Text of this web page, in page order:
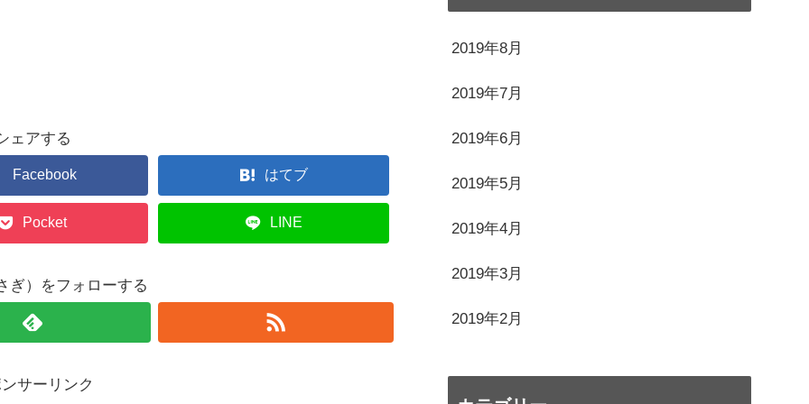
ェアする
Facebook はてブ
Pocket LINE
ぎ）をフォローする
サーリンク
2019年8月
2019年7月
2019年6月
2019年5月
2019年4月
2019年3月
2019年2月